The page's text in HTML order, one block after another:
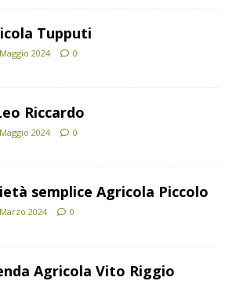
Tupputi
2024 0
Riccardo
2024 0
semplice Agricola Piccolo
2024 0
Agricola Vito Riggio